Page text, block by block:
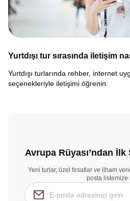
Yurtdışı tur sırasında iletişim
Yurtdışı turlarında rehber, internet
seçenekleriyle iletişimi öğrenin.
Avrupa Rüyası’ndan
Yeni turlar, özel fırsatlar ve ilham
posta listemize